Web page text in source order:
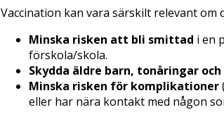
Vaccination kan vara särskilt relevant om
Minska risken att bli smittad i en
förskola/skola.
Skydda äldre barn, tonåringar och
Minska risken för komplikationer
eller har nära kontakt med någon